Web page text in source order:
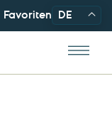
Favoriten DE